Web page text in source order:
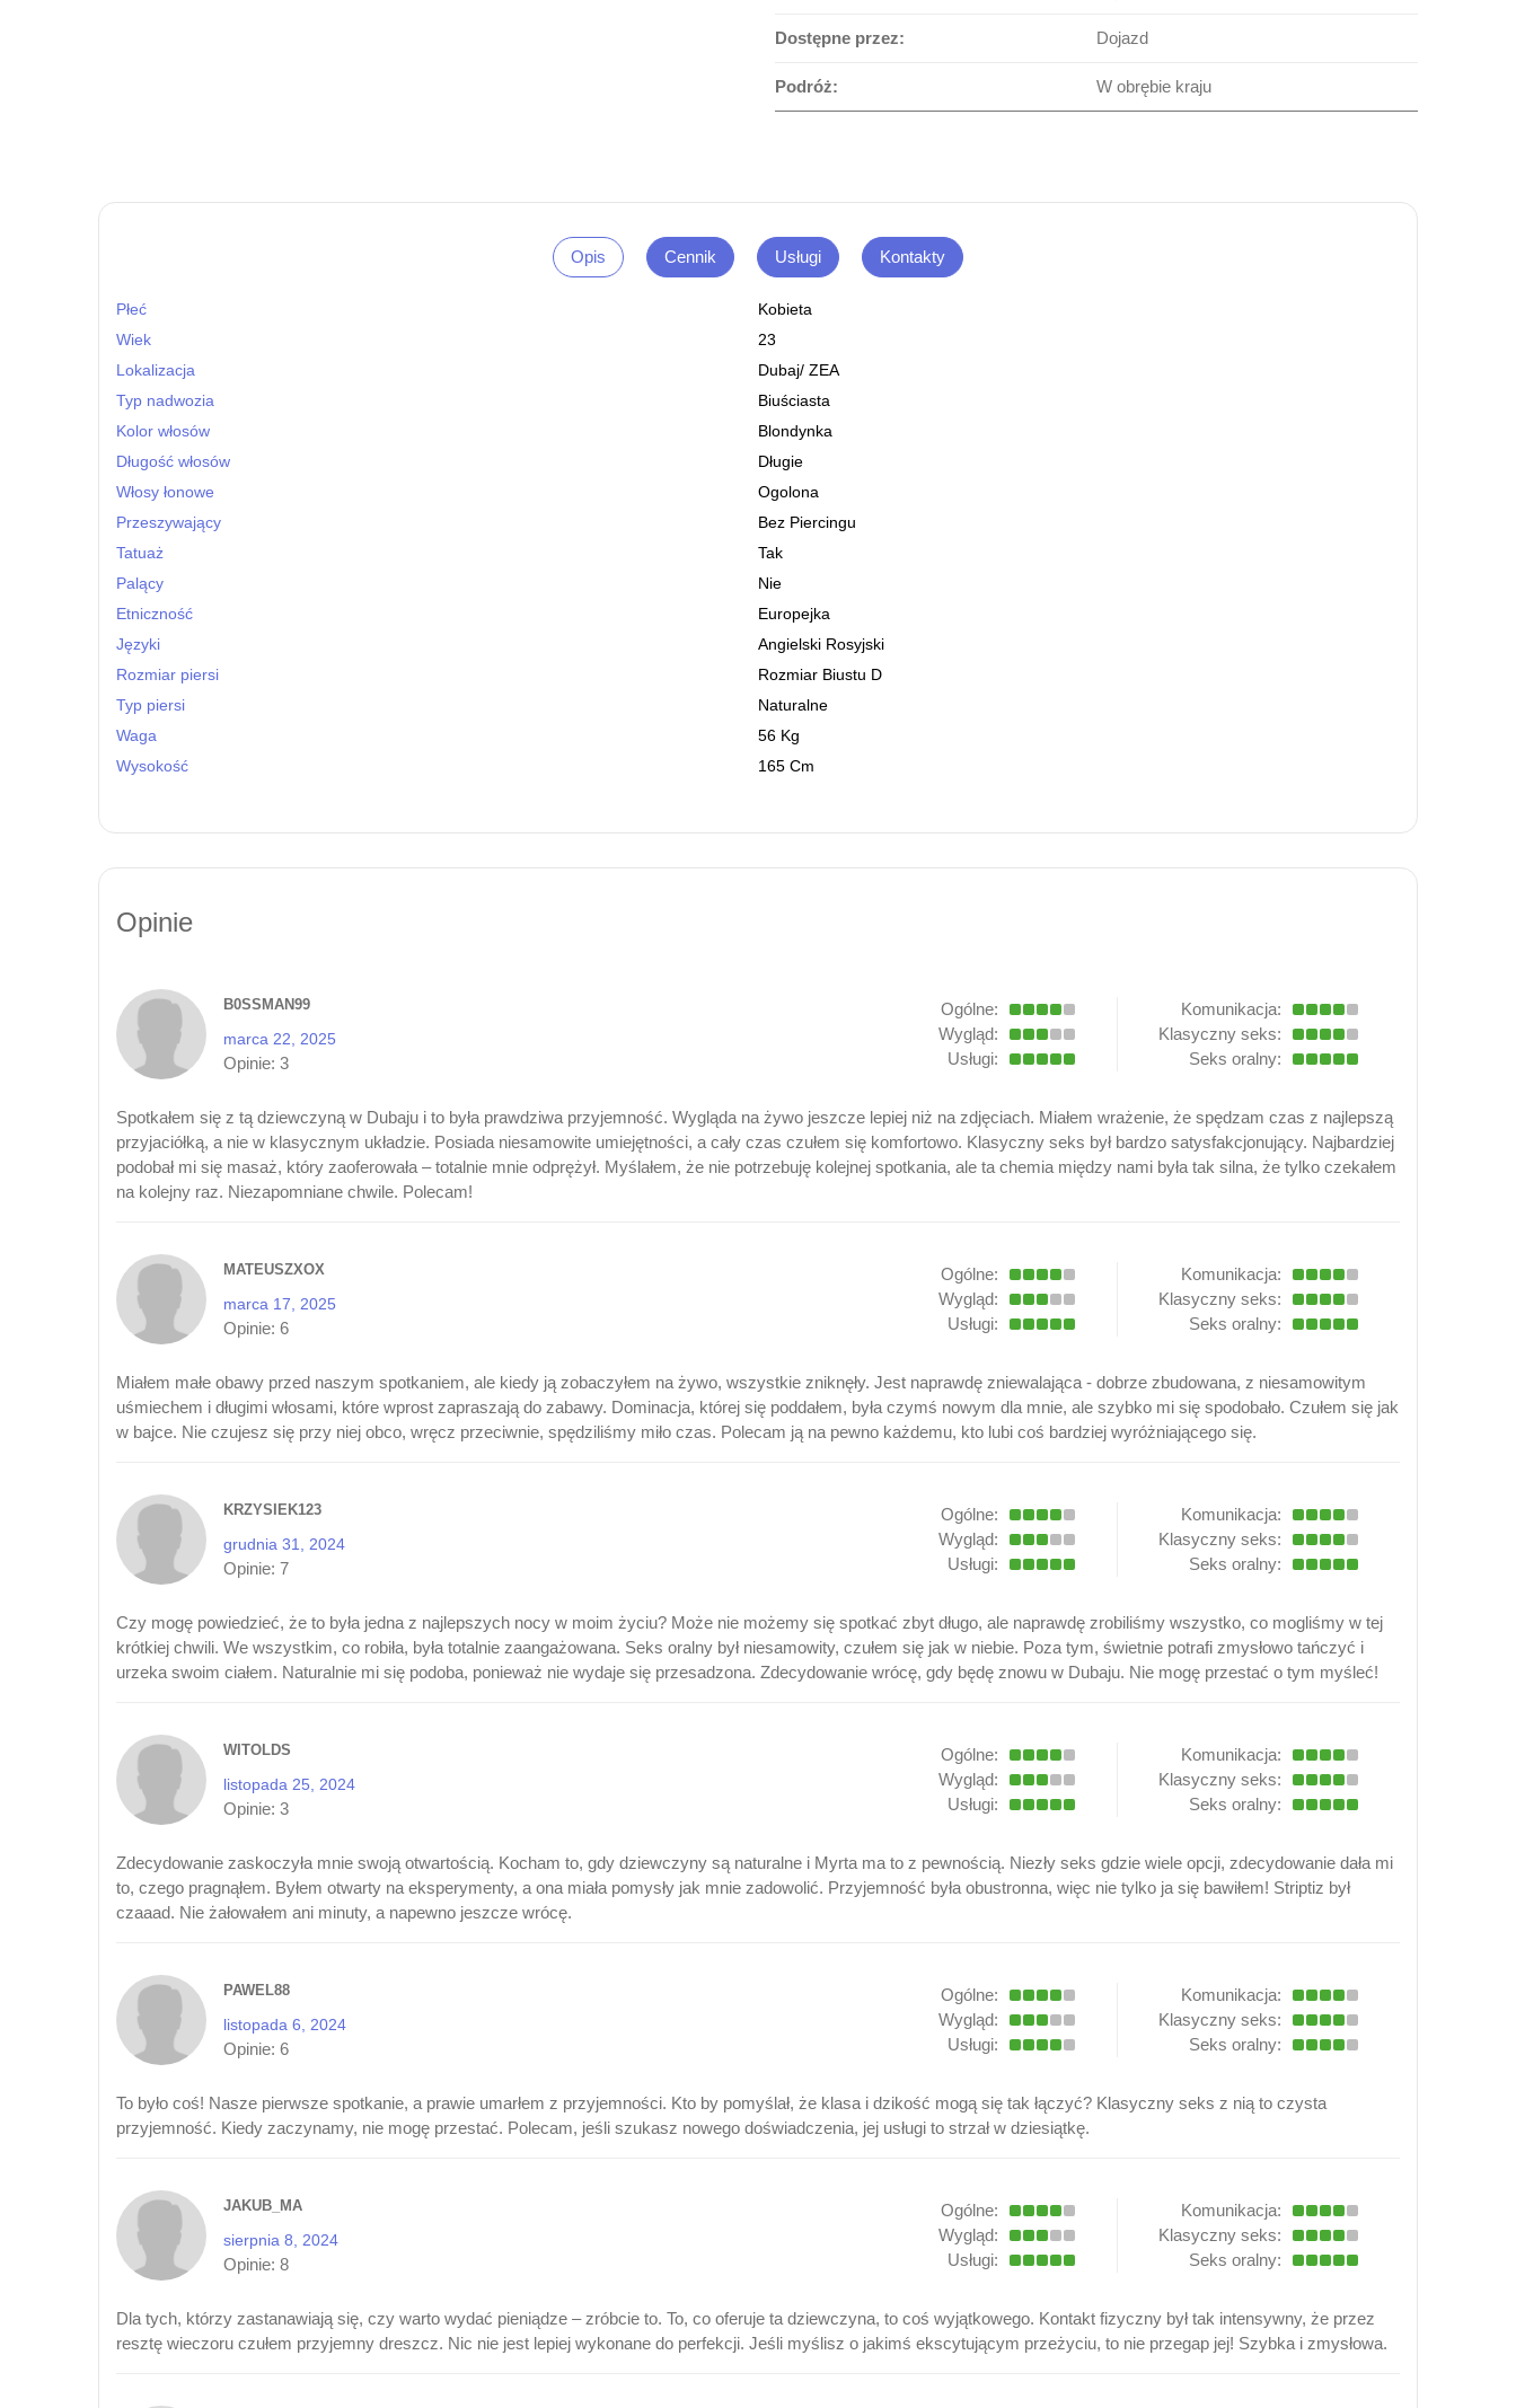
Dostępne przez: Dojazd
Podróż: W obrębie kraju
Opis Cennik Usługi Kontakty
Płeć
Kobieta
Wiek
23
Lokalizacja
Dubaj/ ZEA
Typ nadwozia
Biuściasta
Kolor włosów
Blondynka
Długość włosów
Długie
Włosy łonowe
Ogolona
Przeszywający
Bez Piercingu
Tatuaż
Tak
Palący
Nie
Etniczność
Europejka
Języki
Angielski Rosyjski
Rozmiar piersi
Rozmiar Biustu D
Typ piersi
Naturalne
Waga
56 Kg
Wysokość
165 Cm
Opinie
B0SSMAN99
marca 22, 2025
Opinie: 3
Ogólne:
Wygląd:
Usługi:
Komunikacja:
Klasyczny seks:
Seks oralny:
Spotkałem się z tą dziewczyną w Dubaju i to była prawdziwa przyjemność. Wygląda na żywo jeszcze lepiej niż na zdjęciach. Miałem wrażenie, że spędzam czas z najlepszą
przyjaciółką, a nie w klasycznym układzie. Posiada niesamowite umiejętności, a cały czas czułem się komfortowo. Klasyczny seks był bardzo satysfakcjonujący. Najbardziej
podobał mi się masaż, który zaoferowała – totalnie mnie odprężył. Myślałem, że nie potrzebuję kolejnej spotkania, ale ta chemia między nami była tak silna, że tylko czekałem
na kolejny raz. Niezapomniane chwile. Polecam!
MATEUSZXOX
marca 17, 2025
Opinie: 6
Ogólne:
Wygląd:
Usługi:
Komunikacja:
Klasyczny seks:
Seks oralny:
Miałem małe obawy przed naszym spotkaniem, ale kiedy ją zobaczyłem na żywo, wszystkie zniknęły. Jest naprawdę zniewalająca - dobrze zbudowana, z niesamowitym
uśmiechem i długimi włosami, które wprost zapraszają do zabawy. Dominacja, której się poddałem, była czymś nowym dla mnie, ale szybko mi się spodobało. Czułem się jak
w bajce. Nie czujesz się przy niej obco, wręcz przeciwnie, spędziliśmy miło czas. Polecam ją na pewno każdemu, kto lubi coś bardziej wyróżniającego się.
KRZYSIEK123
grudnia 31, 2024
Opinie: 7
Ogólne:
Wygląd:
Usługi:
Komunikacja:
Klasyczny seks:
Seks oralny:
Czy mogę powiedzieć, że to była jedna z najlepszych nocy w moim życiu? Może nie możemy się spotkać zbyt długo, ale naprawdę zrobiliśmy wszystko, co mogliśmy w tej
krótkiej chwili. We wszystkim, co robiła, była totalnie zaangażowana. Seks oralny był niesamowity, czułem się jak w niebie. Poza tym, świetnie potrafi zmysłowo tańczyć i
urzeka swoim ciałem. Naturalnie mi się podoba, ponieważ nie wydaje się przesadzona. Zdecydowanie wrócę, gdy będę znowu w Dubaju. Nie mogę przestać o tym myśleć!
WITOLDS
listopada 25, 2024
Opinie: 3
Ogólne:
Wygląd:
Usługi:
Komunikacja:
Klasyczny seks:
Seks oralny:
Zdecydowanie zaskoczyła mnie swoją otwartością. Kocham to, gdy dziewczyny są naturalne i Myrta ma to z pewnością. Niezły seks gdzie wiele opcji, zdecydowanie dała mi
to, czego pragnąłem. Byłem otwarty na eksperymenty, a ona miała pomysły jak mnie zadowolić. Przyjemność była obustronna, więc nie tylko ja się bawiłem! Striptiz był
czaaad. Nie żałowałem ani minuty, a napewno jeszcze wrócę.
PAWEL88
listopada 6, 2024
Opinie: 6
Ogólne:
Wygląd:
Usługi:
Komunikacja:
Klasyczny seks:
Seks oralny:
To było coś! Nasze pierwsze spotkanie, a prawie umarłem z przyjemności. Kto by pomyślał, że klasa i dzikość mogą się tak łączyć? Klasyczny seks z nią to czysta
przyjemność. Kiedy zaczynamy, nie mogę przestać. Polecam, jeśli szukasz nowego doświadczenia, jej usługi to strzał w dziesiątkę.
JAKUB_MA
sierpnia 8, 2024
Opinie: 8
Ogólne:
Wygląd:
Usługi:
Komunikacja:
Klasyczny seks:
Seks oralny:
Dla tych, którzy zastanawiają się, czy warto wydać pieniądze – zróbcie to. To, co oferuje ta dziewczyna, to coś wyjątkowego. Kontakt fizyczny był tak intensywny, że przez
resztę wieczoru czułem przyjemny dreszcz. Nic nie jest lepiej wykonane do perfekcji. Jeśli myślisz o jakimś ekscytującym przeżyciu, to nie przegap jej! Szybka i zmysłowa.